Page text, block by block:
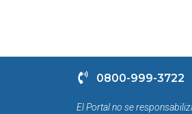
0800-999-3722
El Portal no se